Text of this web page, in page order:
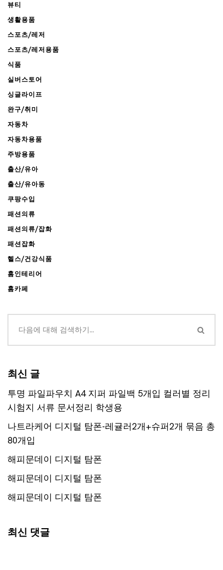
뷰티
생활용품
스포츠/레저
스포츠/레저용품
식품
실버스토어
싱글라이프
완구/취미
자동차
자동차용품
주방용품
출산/유아
출산/유아동
쿠팡수입
패션의류
패션의류/잡화
패션잡화
헬스/건강식품
홈인테리어
홈카페
최신 글
투명 파일파우치 A4 지퍼 파일백 5개입 컬러별 정리
시험지 서류 문서정리 학생용
나트라케어 디지털 탐폰-레귤러2개+슈퍼2개 묶음 총
80개입
해피문데이 디지털 탐폰
해피문데이 디지털 탐폰
해피문데이 디지털 탐폰
최신 댓글